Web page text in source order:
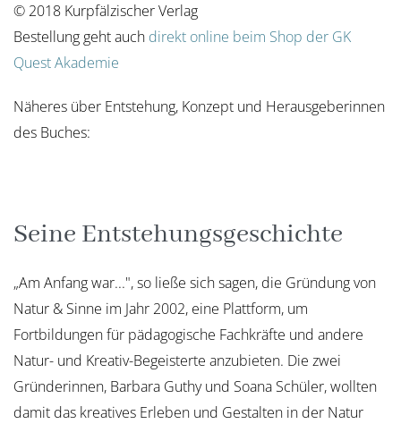
© 2018 Kurpfälzischer Verlag
Bestellung geht auch direkt online beim Shop der GK
Quest Akademie
Näheres über Entstehung, Konzept und Herausgeberinnen
des Buches:
Seine Entstehungsgeschichte
„Am Anfang war...", so ließe sich sagen, die Gründung von
Natur & Sinne im Jahr 2002, eine Plattform, um
Fortbildungen für pädagogische Fachkräfte und andere
Natur- und Kreativ-Begeisterte anzubieten. Die zwei
Gründerinnen, Barbara Guthy und Soana Schüler, wollten
damit das kreatives Erleben und Gestalten in der Natur